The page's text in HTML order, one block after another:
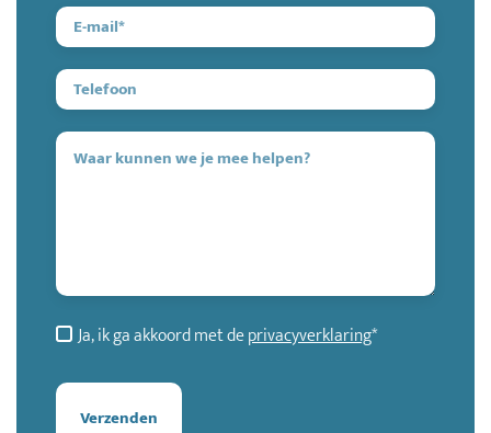
Ja, ik ga akkoord met deprivacyverklaring*
Verzenden